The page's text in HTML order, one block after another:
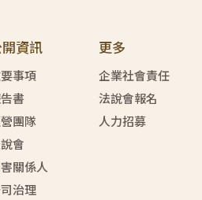
資訊
事項
書
團隊
會
關係人
治理
更多
企業社會責任
法說會報名
人力招募